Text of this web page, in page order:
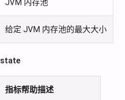
JVM 内存池
给定 JVM 内存池的最大大小
指标帮助描述